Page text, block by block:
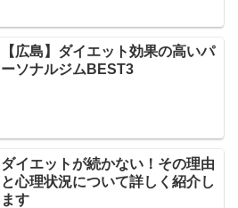
【広島】ダイエット効果の高いパ
ーソナルジムBEST3
ダイエットが続かない！その理由
と心理状況について詳しく紹介し
ます